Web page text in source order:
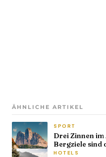
ÄHNLICHE ARTIKEL
SPORT
Drei Zinnen im
Bergziele sind
HOTELS